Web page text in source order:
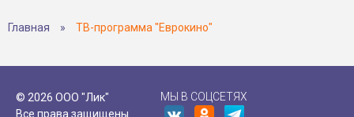
Главная » ТВ-программа "Еврокино"
© 2026 ООО "Лик"
Все права защищены
МЫ В СОЦСЕТЯХ